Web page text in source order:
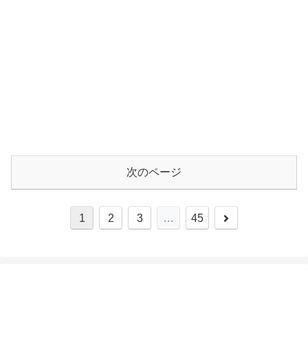
次のページ
1 2 3 … 45